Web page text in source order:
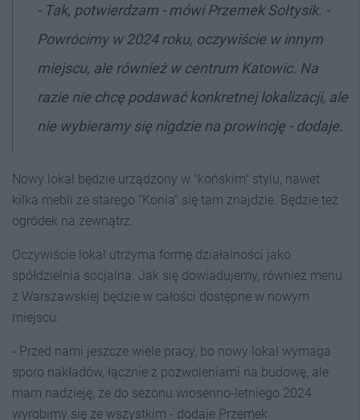
- Tak, potwierdzam - mówi Przemek Sołtysik. -
Powrócimy w 2024 roku, oczywiście w innym
miejscu, ale również w centrum Katowic. Na
razie nie chcę podawać konkretnej lokalizacji, ale
nie wybieramy się nigdzie na prowincję - dodaje.
Nowy lokal będzie urządzony w "końskim" stylu, nawet
kilka mebli ze starego "Konia" się tam znajdzie. Będzie też
ogródek na zewnątrz.
Oczywiście lokal utrzyma formę działalności jako
spółdzielnia socjalna. Jak się dowiadujemy, również menu
z Warszawskiej będzie w całości dostępne w nowym
miejscu.
- Przed nami jeszcze wiele pracy, bo nowy lokal wymaga
sporo nakładów, łącznie z pozwoleniami na budowę, ale
mam nadzieję, że do sezonu wiosenno-letniego 2024
wyrobimy się ze wszystkim - dodaje Przemek.